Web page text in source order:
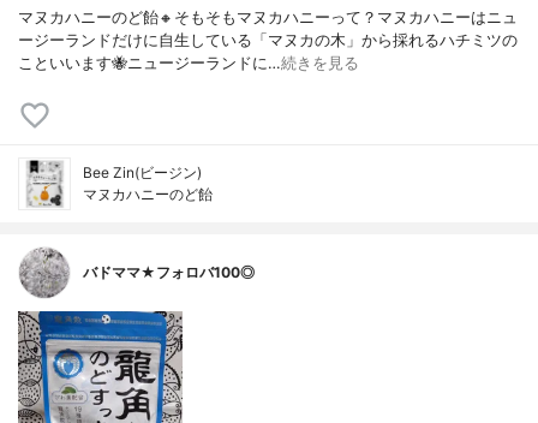
マヌカハニーのど飴🔸そもそもマヌカハニーって？マヌカハニーはニュ
ージーランドだけに自生している「マヌカの木」から採れるハチミツの
こといいます🐝ニュージーランドに…続きを見る
Bee Zin(ビージン)
マヌカハニーのど飴
バドママ★フォロバ100◎